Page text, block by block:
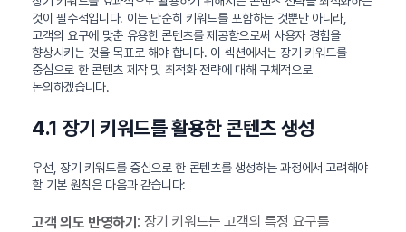
것이 필수적입니다. 이는 단순히 키워드를 포함하는 것뿐만 아니라,
고객의 요구에 맞춘 유용한 콘텐츠를 제공함으로써 사용자 경험을
향상시키는 것을 목표로 해야 합니다. 이 섹션에서는 장기 키워드를
중심으로 한 콘텐츠 제작 및 최적화 전략에 대해 구체적으로
논의하겠습니다.
4.1 장기 키워드를 활용한 콘텐츠 생성
우선, 장기 키워드를 중심으로 한 콘텐츠를 생성하는 과정에서 고려해야
할 기본 원칙은 다음과 같습니다:
고객 의도 반영하기 : 장기 키워드는 고객의 특정 요구를